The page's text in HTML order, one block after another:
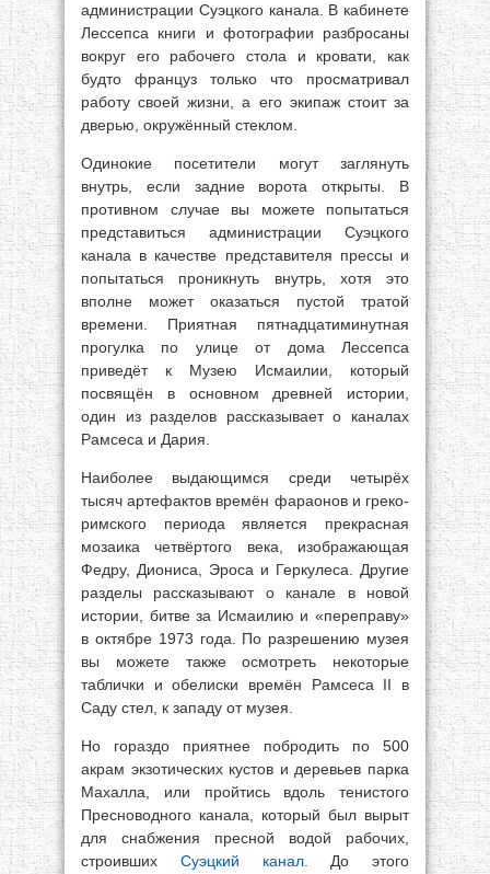
администрации Суэцкого канала. В кабинете
Лессепса книги и фотографии разбросаны
вокруг его рабочего стола и кровати, как
будто француз только что просматривал
работу своей жизни, а его экипаж стоит за
дверью, окружённый стеклом.
Одинокие посетители могут заглянуть
внутрь, если задние ворота открыты. В
противном случае вы можете попытаться
представиться администрации Суэцкого
канала в качестве представителя прессы и
попытаться проникнуть внутрь, хотя это
вполне может оказаться пустой тратой
времени. Приятная пятнадцатиминутная
прогулка по улице от дома Лессепса
приведёт к Музею Исмаилии, который
посвящён в основном древней истории,
один из разделов рассказывает о каналах
Рамсеса и Дария.
Наиболее выдающимся среди четырёх
тысяч артефактов времён фараонов и греко-
римского периода является прекрасная
мозаика четвёртого века, изображающая
Федру, Диониса, Эроса и Геркулеса. Другие
разделы рассказывают о канале в новой
истории, битве за Исмаилию и «переправу»
в октябре 1973 года. По разрешению музея
вы можете также осмотреть некоторые
таблички и обелиски времён Рамсеса II в
Саду стел, к западу от музея.
Но гораздо приятнее побродить по 500
акрам экзотических кустов и деревьев парка
Махалла, или пройтись вдоль тенистого
Пресноводного канала, который был вырыт
для снабжения пресной водой рабочих,
строивших Суэцкий канал. До этого